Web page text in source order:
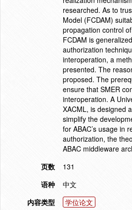
researched. As to
Model (FCDAM)
propagation control
FCDAM is
authorization
interoperation, a
presented. The
proposed. The
ensure that SMER
interoperation. A
XACML, is designed
simplify the
for ABAC’s usage in
authorization, the
ABAC middleware
页数
131
语种
中文
内容类型
学位论文